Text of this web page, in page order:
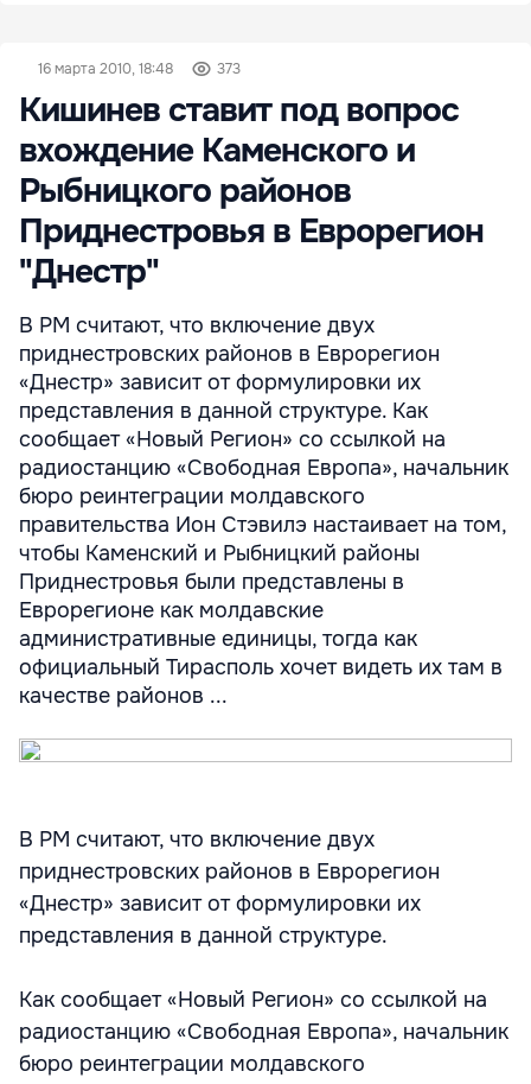
16 марта 2010, 18:48 373
Кишинев ставит под вопрос
вхождение Каменского и
Рыбницкого районов
Приднестровья в Еврорегион
"Днестр"
В РМ считают, что включение двух
приднестровских районов в Еврорегион
«Днестр» зависит от формулировки их
представления в данной структуре. Как
сообщает «Новый Регион» со ссылкой на
радиостанцию «Свободная Европа», начальник
бюро реинтеграции молдавского
правительства Ион Стэвилэ настаивает на том,
чтобы Каменский и Рыбницкий районы
Приднестровья были представлены в
Еврорегионе как молдавские
административные единицы, тогда как
официальный Тирасполь хочет видеть их там в
качестве районов ...
В РМ считают, что включение двух
приднестровских районов в Еврорегион
«Днестр» зависит от формулировки их
представления в данной структуре.
Как сообщает «Новый Регион» со ссылкой на
радиостанцию «Свободная Европа», начальник
бюро реинтеграции молдавского